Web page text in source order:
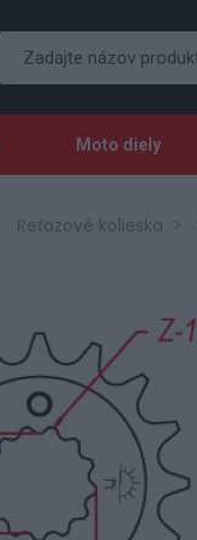
Moto diely
Reťazové kolieska